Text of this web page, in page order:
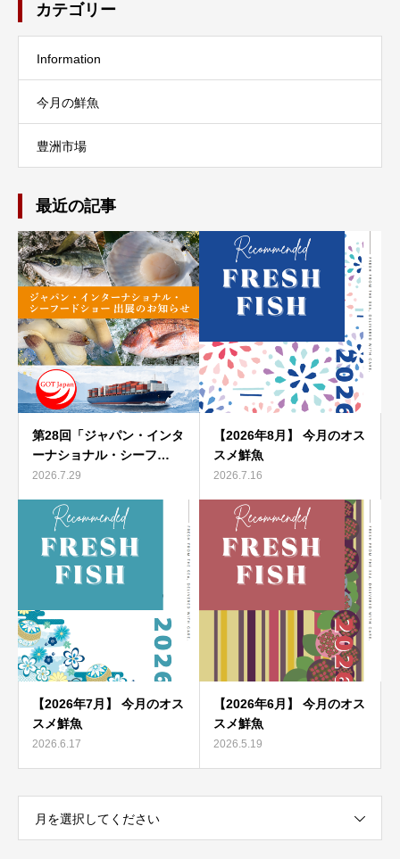
カテゴリー
Information
今月の鮮魚
豊洲市場
最近の記事
第28回「ジャパン・インタ
ーナショナル・シーフ…
2026.7.29
【2026年8月】 今月のオス
スメ鮮魚
2026.7.16
【2026年7月】 今月のオス
スメ鮮魚
2026.6.17
【2026年6月】 今月のオス
スメ鮮魚
2026.5.19
月を選択してください